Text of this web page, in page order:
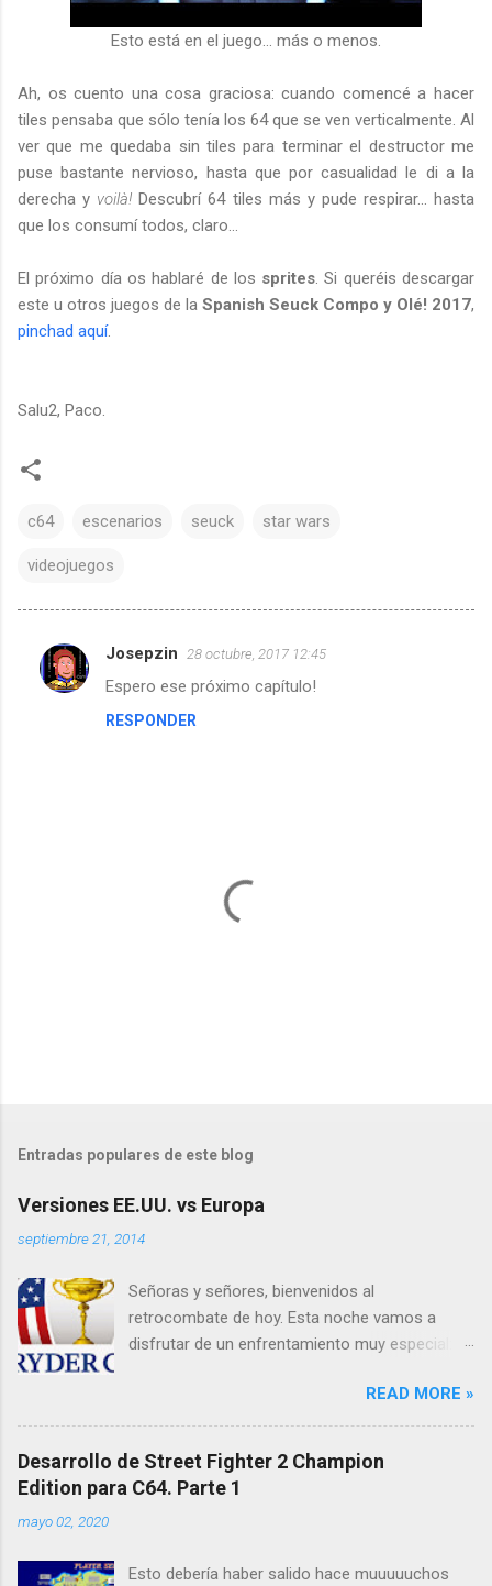
Esto está en el juego... más o menos.
Ah, os cuento una cosa graciosa: cuando comencé a hacer
tiles pensaba que sólo tenía los 64 que se ven verticalmente. Al
ver que me quedaba sin tiles para terminar el destructor me
puse bastante nervioso, hasta que por casualidad le di a la
derecha y voilà! Descubrí 64 tiles más y pude respirar... hasta
que los consumí todos, claro...
El próximo día os hablaré de los sprites . Si queréis descargar
este u otros juegos de la Spanish Seuck Compo y Olé! 2017,
pinchad aquí.
Salu2, Paco.
c64 escenarios seuck star wars
videojuegos
C
o
Josepzin 28 octubre, 2017 12:45
Espero ese próximo capítulo!
RESPONDER
l
a
r
n
c
o
m
e
n
r
o
Entradas populares de este blog
Versiones EE.UU. vs Europa
septiembre 21, 2014
Señoras y señores, bienvenidos al
retrocombate de hoy. Esta noche vamos a
disfrutar de un enfrentamiento muy especial:
de algunos de los videojuegos más famosos
para el C64. A mi izquierda y con calzón, rojo,
blanco y azul estrellado, EE.UU . A mi derecha,
con calzón azul y estrellitas amarillas, Europa .
los joysticks . Esto va a ser como la Ryder Cup
READ MORE »
Desarrollo de Street Fighter 2 Champion
Edition para C64. Parte 1
mayo 02, 2020
Esto debería haber salido hace muuuuuchos